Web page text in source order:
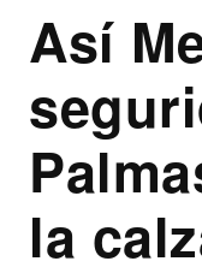
Así
la